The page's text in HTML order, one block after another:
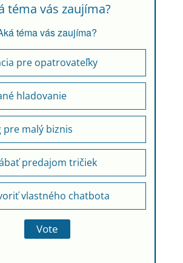
téma vás zaujíma?
téma vás zaujíma?
pre opatrovateľky
hladovanie
pre malý biznis
predajom tričiek
vlastného chatbota